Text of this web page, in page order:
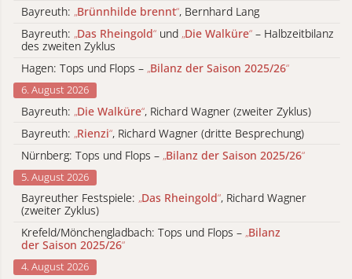
Bayreuth: „Brünnhilde brennt“, Bernhard Lang
Bayreuth: „Das Rheingold“ und „Die Walküre“ – Halbzeitbilanz
des zweiten Zyklus
Hagen: Tops und Flops – „Bilanz der Saison 2025/26“
6. August 2026
Bayreuth: „Die Walküre“, Richard Wagner (zweiter Zyklus)
Bayreuth: „Rienzi“, Richard Wagner (dritte Besprechung)
Nürnberg: Tops und Flops – „Bilanz der Saison 2025/26“
5. August 2026
Bayreuther Festspiele: „Das Rheingold“, Richard Wagner
(zweiter Zyklus)
Krefeld/Mönchengladbach: Tops und Flops – „Bilanz
der Saison 2025/26“
4. August 2026